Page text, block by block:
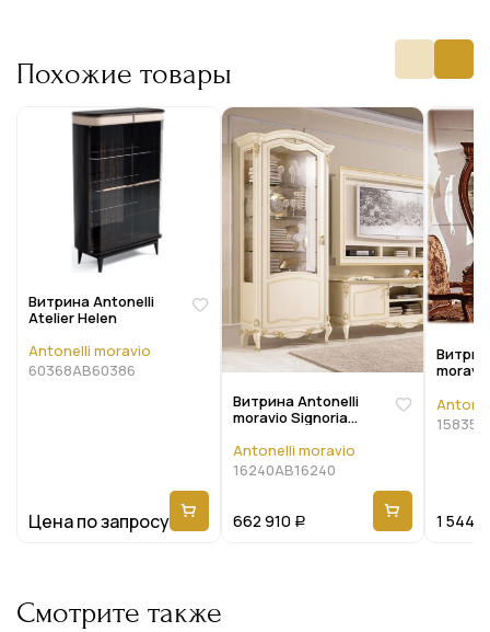
Похожие товары
Витрина Antonelli
Atelier Helen
Antonelli moravio
60368AB60386
Цена по запросу
Витрина Antonelli
moravio Signoria
Antonelli moravio
16240AB16240
662 910 Р 1 544
Смотрите также